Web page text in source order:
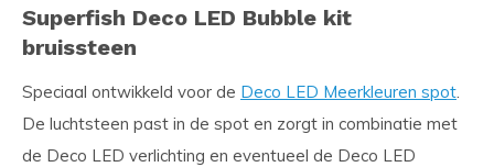
Superfish Deco LED Bubble kit
bruissteen
Speciaal ontwikkeld voor de Deco LED Meerkleuren spot.
De luchtsteen past in de spot en zorgt in combinatie met
de Deco LED verlichting en eventueel de Deco LED